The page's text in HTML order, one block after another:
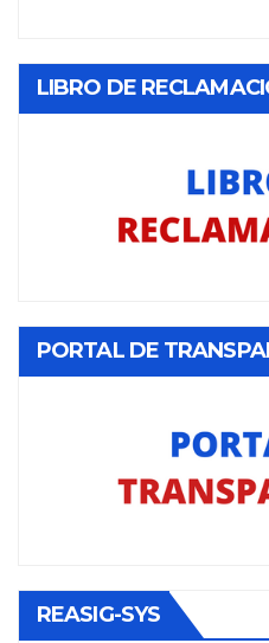
LIBRO DE
PORTAL DE
REASIG-SYS